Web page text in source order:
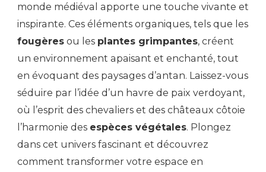
monde médiéval apporte une touche vivante et
inspirante. Ces éléments organiques, tels que les
fougères ou les plantes grimpantes, créent
un environnement apaisant et enchanté, tout
en évoquant des paysages d’antan. Laissez-vous
séduire par l’idée d’un havre de paix verdoyant,
où l’esprit des chevaliers et des châteaux côtoie
l’harmonie des espèces végétales. Plongez
dans cet univers fascinant et découvrez
comment transformer votre espace en